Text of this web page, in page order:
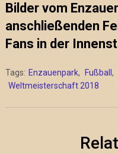
Bilder vom
anschließenden
Fans in der
Tags: Enzauenpark, Fußball ,
Weltmeisterschaft 2018